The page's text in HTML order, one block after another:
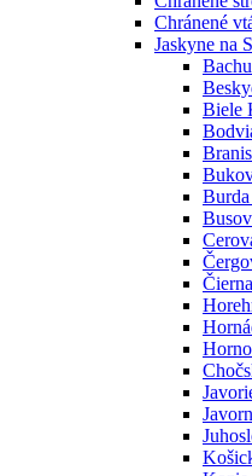
Chránené
Jaskyne na
Biele